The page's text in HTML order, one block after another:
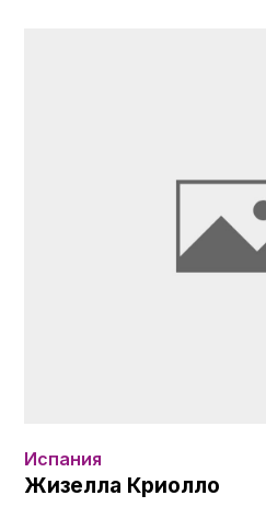
Испания
Жизелла Криолло